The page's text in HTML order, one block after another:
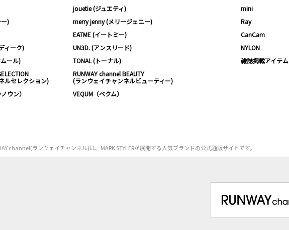
jouetie (ジュエティ)
ー)
merry jenny (メリージェニー)
EATME (イートミー)
ィーク)
UN3D. (アンスリード)
ール)
TONAL (トーナル)
ルセレクション)
RUNWAY channel BEAUTY
(ランウェイチャンネルビューティー)
ウン）
VEQUM（ベクム）
mini
Ray
CanCam
NYLON
雑誌掲載アイテム
channel(ランウェイチャンネル)は、MARK STYLERが展開する人気ブランドの公式通販サイトです。